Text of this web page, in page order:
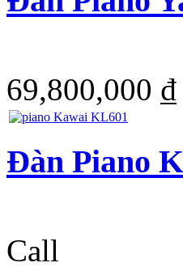
69,800,000 ₫
Đàn Piano
Call